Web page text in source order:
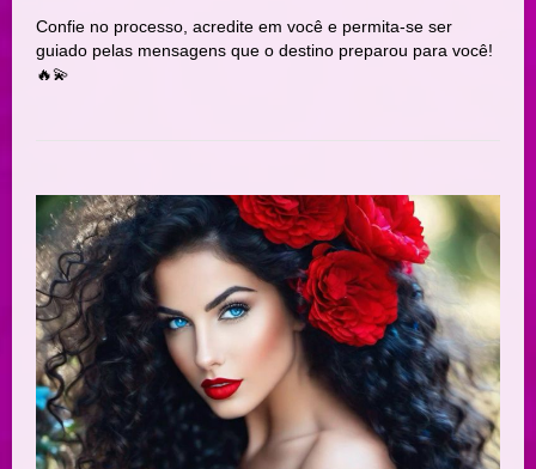
Confie no processo, acredite em você e permita-se ser
guiado pelas mensagens que o destino preparou para você!
🔥💫